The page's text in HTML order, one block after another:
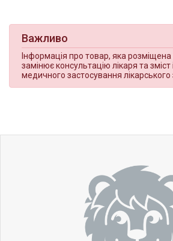
Важливо
Інформація про товар, яка розміщена
замінює консультацію лікаря та зміст
медичного застосування лікарського